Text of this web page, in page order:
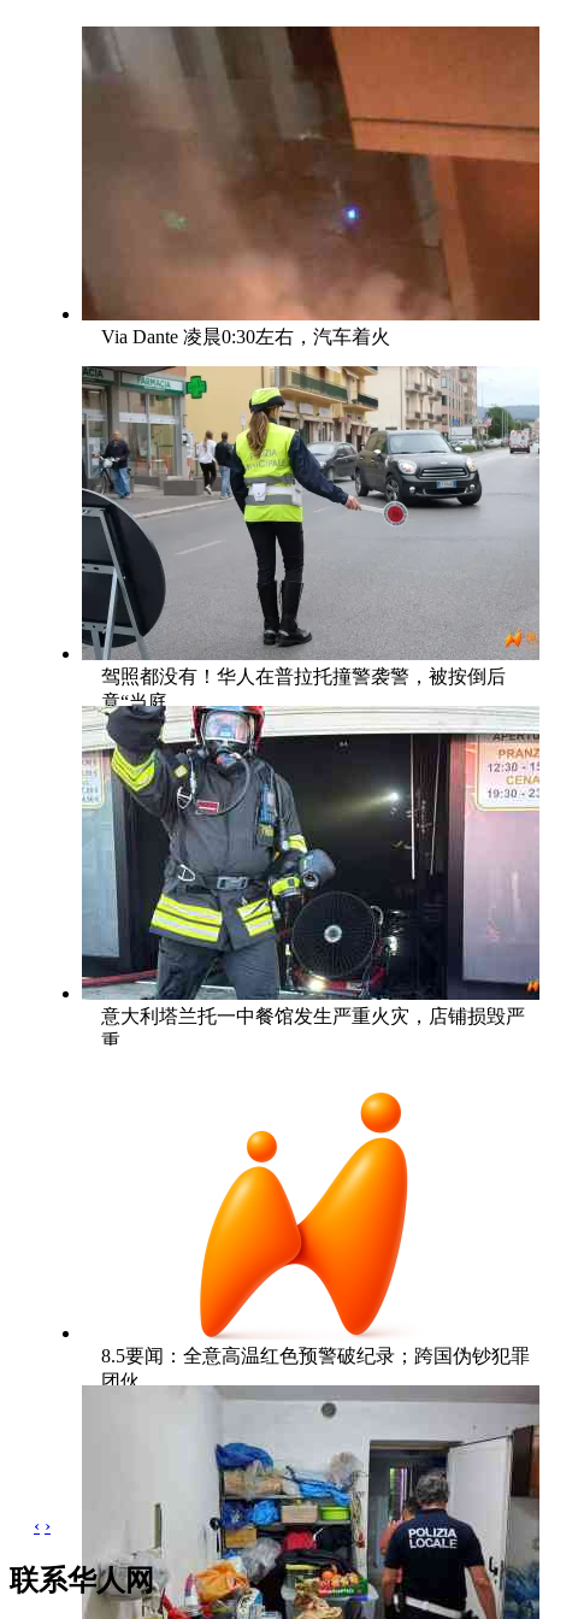
Via Dante 凌晨0:30左右，汽车着火
驾照都没有！华人在普拉托撞警袭警，被按倒后
竟“当庭
意大利塔兰托一中餐馆发生严重火灾，店铺损毁严
重
8.5要闻：全意高温红色预警破纪录；跨国伪钞犯罪
团伙
‹ ›
联系华人网